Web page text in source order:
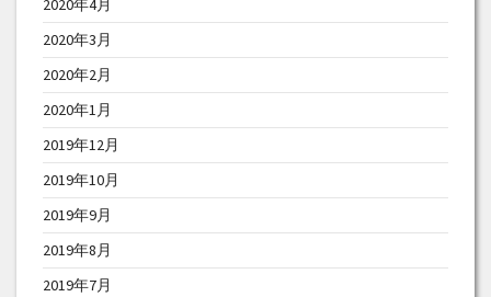
2020年4月
2020年3月
2020年2月
2020年1月
2019年12月
2019年10月
2019年9月
2019年8月
2019年7月